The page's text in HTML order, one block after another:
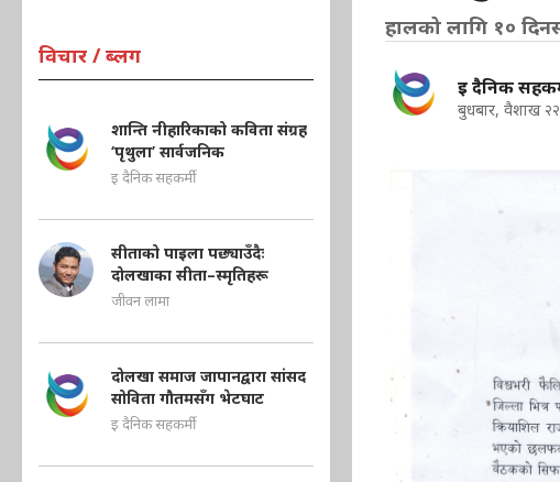
विचार / ब्लग
शान्ति नीहारिकाको कविता संग्रह
‘पृथुला’ सार्वजनिक
इ दैनिक सहकर्मी
सीताको पाइला पछ्याउँदैः
दोलखाका सीता–स्मृतिहरू
जीवन लामा
दोलखा समाज जापानद्वारा सांसद
सोविता गौतमसँग भेटघाट
इ दैनिक सहकर्मी
हालको लागि १०
इ दैनिक
बुधबार, वैशाख